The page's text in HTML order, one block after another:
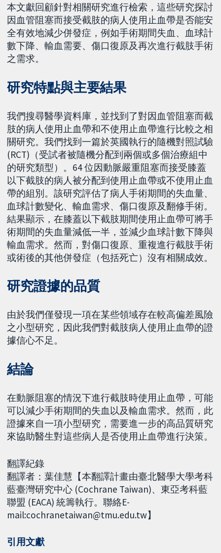
本文獻回顧針對相關研究進行檢索，這些研究探討
因血管阻塞而接受截肢的病人使用止血帶是否能安
全有效地減少併發症，例如手術期間失血、血球計
數下降、輸血需要、傷口復原及再次進行截肢手術
之需求。
研究特點與主要結果
我們搜尋醫學資料庫，並找到了對因血管阻塞而截
肢的病人使用止血帶和不使用止血帶進行比較之相
關研究。我們找到一篇於英國執行的隨機對照試驗
(RCT)（受試者被隨機分配到兩個或多個治療組中
的研究類型）。64 位因動脈嚴重阻塞而接受膝蓋
以下截肢的病人被分配到使用止血帶或不使用止血
帶的組別。該研究評估了病人手術期間的失血量、
血球計數變化、輸血需求、傷口復原及翻修手術。
結果顯示，在膝蓋以下截肢期間使用止血帶可將手
術期間的失血量減低一半，並減少血球計數下降與
輸血需求。然而，對傷口復原、重複進行截肢手術
或術後的其他併發症（包括死亡）沒有相關成效。
研究證據的品質
由於我們僅發現一項在某些領域存在較高偏差風險
之小型研究，因此我們對截肢病人使用止血帶的證
據信心不足。
結論
在動脈阻塞的情況下進行截肢時使用止血帶，可能
可以減少手術期間的失血以及輸血需求。然而，此
證據來自一項小型研究，需要進一步的高品質研究
來協助醫生對這些病人是否使用止血帶進行決策。
翻譯紀錄
翻譯者：葉佳慧【本翻譯計畫由臺北醫學大學考科
藍臺灣研究中心 (Cochrane Taiwan)、東亞考科藍
聯盟 (EACA) 統籌執行。聯絡E-
mail:cochranetaiwan@tmu.edu.tw】
引用文獻